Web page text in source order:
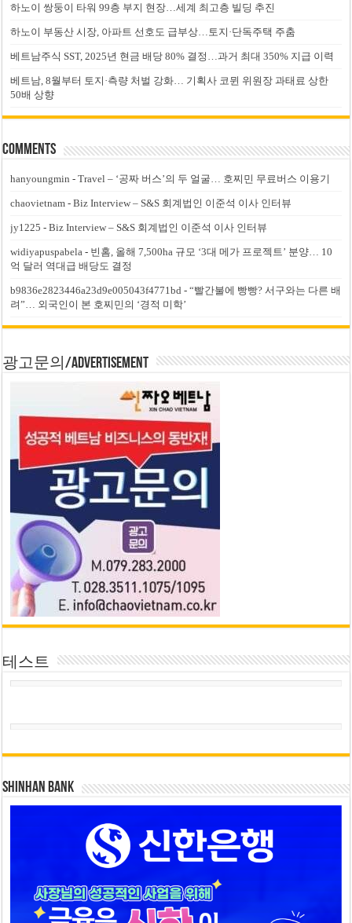
하노이 쌍둥이 타워 99층 부지 현장…세계 최고층 빌딩 추진
하노이 부동산 시장, 아파트 선호도 급부상…토지·단독주택 주춤
베트남주식 SST, 2025년 현금 배당 80% 결정…과거 최대 350% 지급 이력
베트남, 8월부터 토지·측량 처벌 강화… 기획사 코뮌 위원장 과태료 상한
50배 상향
Comments
hanyoungmin -Travel – ‘공짜 버스’의 두 얼굴… 호찌민 무료버스 이용기
chaovietnam -Biz Interview – S&S 회계법인 이준석 이사 인터뷰
jy1225 -Biz Interview – S&S 회계법인 이준석 이사 인터뷰
widiyapuspabela - 빈홈, 올해 7,500ha 규모 ‘3대 메가 프로젝트’ 분양… 10
억 달러 역대급 배당도 결정
b9836e2823446a23d9e005043f4771bd -“빨간불에 빵빵? 서구와는 다른 배
려”… 외국인이 본 호찌민의 ‘경적 미학’
광고문의/Advertisement
테스트
SHINHAN BANK